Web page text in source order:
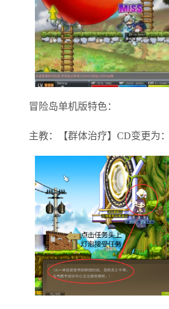
冒险岛单机版特色：
主教：【群体治疗】CD变更为：